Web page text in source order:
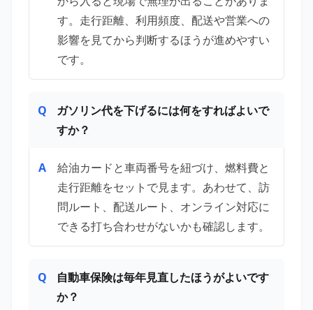
す。走行距離、利用頻度、配送や営業への
影響を見てから判断するほうが進めやすい
です。
ガソリン代を下げるには何をすればよいで
すか？
給油カードと車両番号を紐づけ、燃料費と
走行距離をセットで見ます。あわせて、訪
問ルート、配送ルート、オンライン対応に
できる打ち合わせがないかも確認します。
自動車保険は毎年見直したほうがよいです
か？